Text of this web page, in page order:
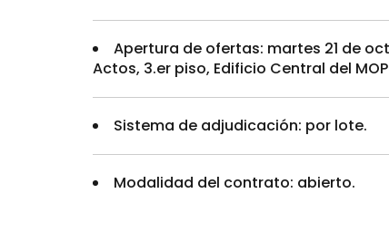
Apertura de ofertas: martes 21 de
Actos, 3.er piso, Edificio Central del
Sistema de adjudicación: por lote.
Modalidad del contrato: abierto.